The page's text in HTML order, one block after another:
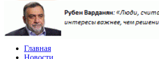
Главная
Новости